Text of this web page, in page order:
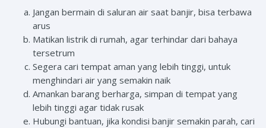
Jangan bermain di saluran air saat banjir, bisa terbawa
arus
Matikan listrik di rumah, agar terhindar dari bahaya
tersetrum
Segera cari tempat aman yang lebih tinggi, untuk
menghindari air yang semakin naik
Amankan barang berharga, simpan di tempat yang
lebih tinggi agar tidak rusak
Hubungi bantuan, jika kondisi banjir semakin parah, cari